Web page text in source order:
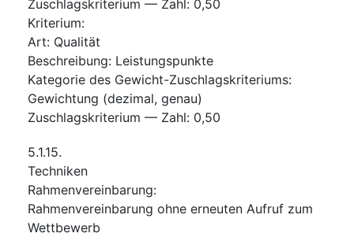
Zuschlagskriterium — Zahl: 0,50
Kriterium:
Art: Qualität
Beschreibung: Leistungspunkte
Kategorie des Gewicht-Zuschlagskriteriums:
Gewichtung (dezimal, genau)
Zuschlagskriterium — Zahl: 0,50
5.1.15.
Techniken
Rahmenvereinbarung:
Rahmenvereinbarung ohne erneuten Aufruf zum
Wettbewerb